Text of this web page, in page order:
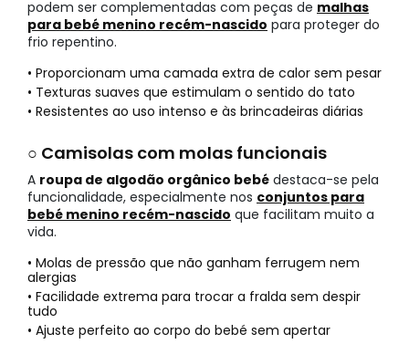
podem ser complementadas com peças de malhas
para bebé menino recém-nascido para proteger do
frio repentino.
• Proporcionam uma camada extra de calor sem pesar
• Texturas suaves que estimulam o sentido do tato
• Resistentes ao uso intenso e às brincadeiras diárias
○ Camisolas com molas funcionais
A roupa de algodão orgânico bebé destaca-se pela
funcionalidade, especialmente nos conjuntos para
bebé menino recém-nascido que facilitam muito a
vida.
• Molas de pressão que não ganham ferrugem nem
alergias
• Facilidade extrema para trocar a fralda sem despir
tudo
• Ajuste perfeito ao corpo do bebé sem apertar